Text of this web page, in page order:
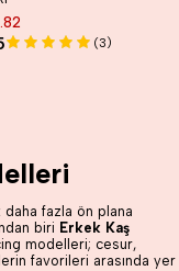
(3)
fazla ön plana
biri Erkek Kaş
modelleri; cesur,
favorileri arasında yer